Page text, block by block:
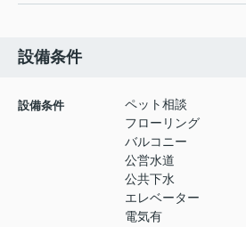
設備条件
設備条件
ペット相談
フローリング
バルコニー
公営水道
公共下水
エレベーター
電気有